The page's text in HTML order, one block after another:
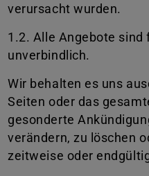
verursacht wurden.
1.2. Alle Angebote sind
unverbindlich.
Wir behalten es uns
Seiten oder das
gesonderte
verändern, zu löschen
zeitweise oder